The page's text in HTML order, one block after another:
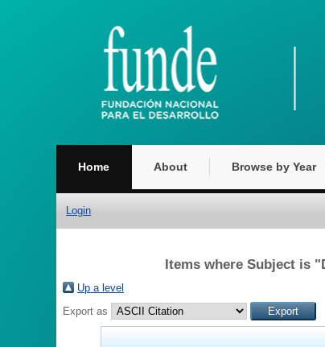
Home About Browse by Year
Login
Items where Subject is
Up a level
Export as